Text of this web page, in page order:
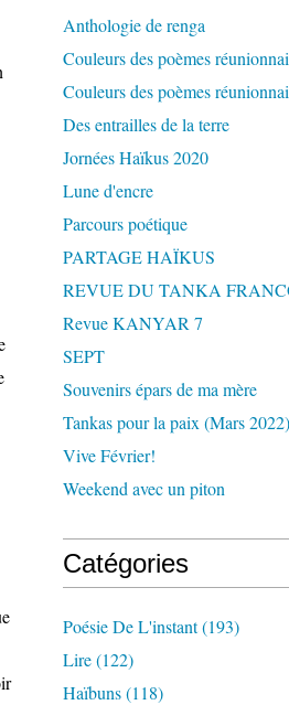
Anthologie de renga
Couleurs des poèmes
Couleurs des poèmes
Des entrailles de la terre
Jornées Haïkus 2020
Lune d'encre
Parcours poétique
PARTAGE HAÏKUS
REVUE DU TANKA
Revue KANYAR 7
SEPT
Souvenirs épars de ma mère
Tankas pour la paix (Mars 2022)
Vive Février!
Weekend avec un piton
Catégories
Poésie De L'instant(193)
Lire(122)
Haïbuns(118)